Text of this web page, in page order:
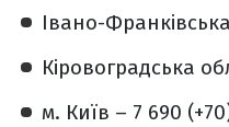
Івано-
Кіровоградська
м. Київ – 7 690